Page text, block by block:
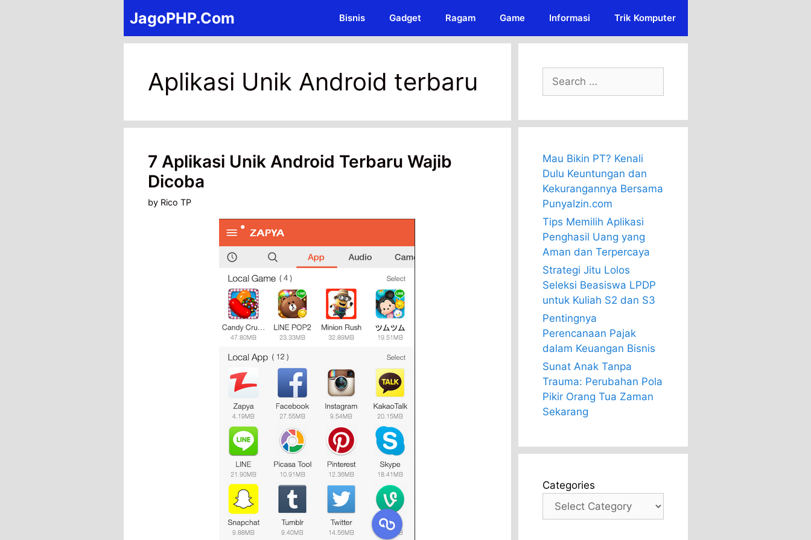
JagoPHP.Com Bisnis Gadget Ragam Game Informasi Trik Komputer
Aplikasi Unik Android terbaru
7 Aplikasi Unik Android Terbaru Wajib
Dicoba
by Rico TP
Search
for:
Mau Bikin PT? Kenali
Dulu Keuntungan dan
Kekurangannya Bersama
PunyaIzin.com
Tips Memilih Aplikasi
Penghasil Uang yang
Aman dan Terpercaya
Strategi Jitu Lolos
Seleksi Beasiswa LPDP
untuk Kuliah S2 dan S3
Pentingnya
Perencanaan Pajak
dalam Keuangan Bisnis
Sunat Anak Tanpa
Trauma: Perubahan Pola
Pikir Orang Tua Zaman
Sekarang
Categories